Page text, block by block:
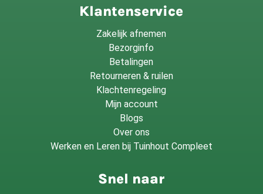
Klantenservice
Zakelijk afnemen
Bezorginfo
Betalingen
Retourneren & ruilen
Klachtenregeling
Mijn account
Blogs
Over ons
Werken en Leren bij Tuinhout Compleet
Snel naar